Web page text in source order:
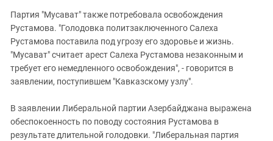
Партия "Мусават" также потребовала освобождения
Рустамова. "Голодовка политзаключенного Салеха
Рустамова поставила под угрозу его здоровье и жизнь.
"Мусават" считает арест Салеха Рустамова незаконным и
требует его немедленного освобождения", - говорится в
заявлении, поступившем "Кавказскому узлу".
В заявлении Либеральной партии Азербайджана выражена
обеспокоенность по поводу состояния Рустамова в
результате длительной голодовки. "Либеральная партия